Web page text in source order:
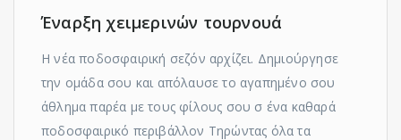
Έναρξη χειμερινών τουρνουά
Η νέα ποδοσφαιρική σεζόν αρχίζει. Δημιούργησε
την ομάδα σου και απόλαυσε το αγαπημένο σου
άθλημα παρέα με τους φίλους σου σ ένα καθαρά
ποδοσφαιρικό περιβάλλον Τηρώντας όλα τα